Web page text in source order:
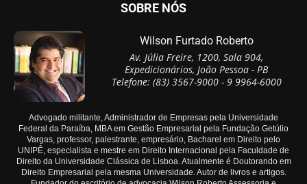
SOBRE NÓS
Wilson Furtado Roberto
Av. Júlia Freire, 1200, Sala 904,
Expedicionários, João Pessoa - PB
Telefone: (83) 3567-9000 - 9 9964-6000
Advogado militante, Administrador de Empresas pela Universidade
Federal da Paraíba, MBA em Gestão Empresarial pela Fundação Getúlio
Vargas, professor, palestrante, empresário, Bacharel em Direito pelo
UNIPÊ, especialista e mestre em Direito Internacional pela Faculdade de
Direito da Universidade Clássica de Lisboa. Atualmente é Doutorando em
Direito Empresarial pela mesma Universidade. Autor de livros e artigos.